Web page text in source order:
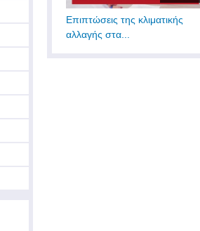
Επιπτώσεις της κλιματικής
αλλαγής στα...